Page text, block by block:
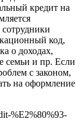
кредит на
код,
о доходах,
семьи и пр. Если
с законом,
на оформление
%E2%80%93-